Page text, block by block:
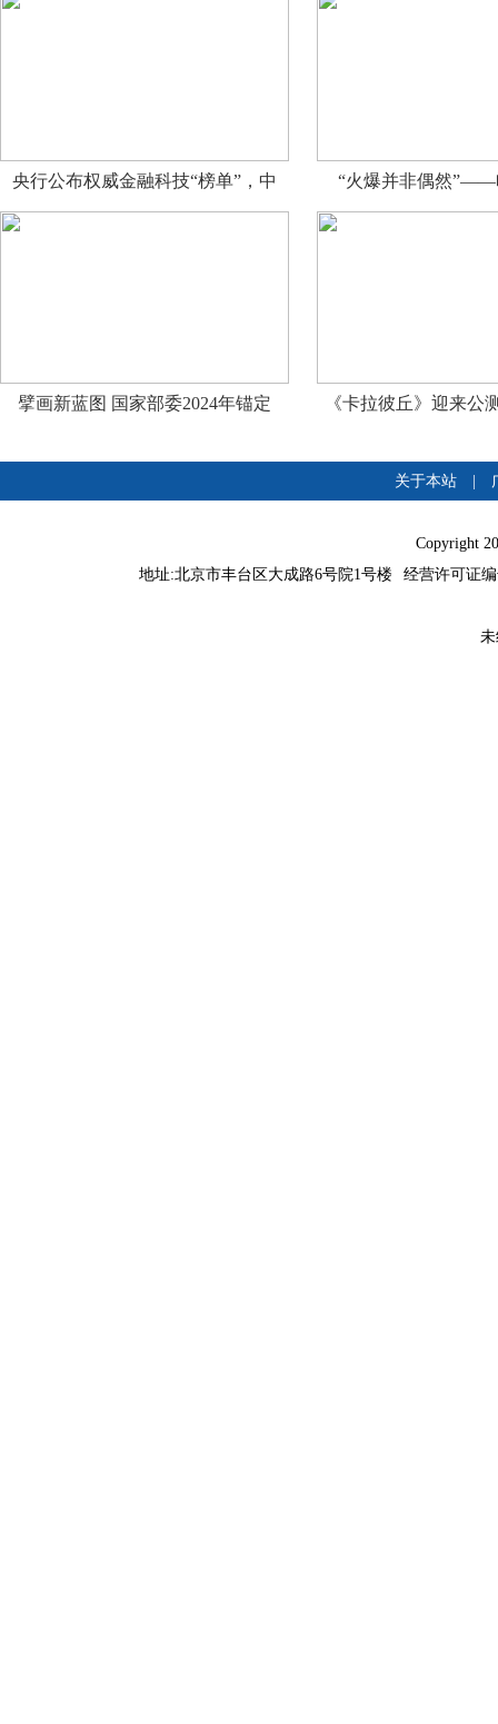
央行公布权威金融科技“榜单”，中 “火爆并非偶然”——
擘画新蓝图 国家部委2024年锚定 《卡拉彼丘》迎来公
关于本站
Copyright
地址:北京市丰台区大成路6号院1号楼
经营许可证